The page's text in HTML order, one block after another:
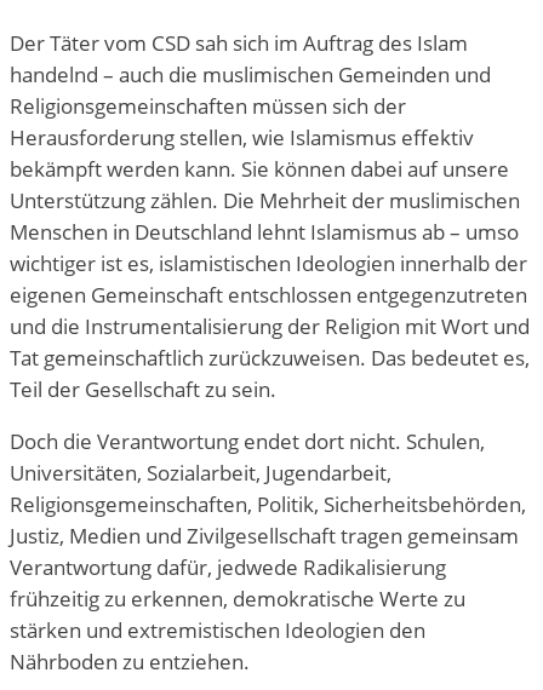
Der Täter vom CSD sah sich im Auftrag des Islam
handelnd – auch die muslimischen Gemeinden und
Religionsgemeinschaften müssen sich der
Herausforderung stellen, wie Islamismus effektiv
bekämpft werden kann. Sie können dabei auf unsere
Unterstützung zählen. Die Mehrheit der muslimischen
Menschen in Deutschland lehnt Islamismus ab – umso
wichtiger ist es, islamistischen Ideologien innerhalb der
eigenen Gemeinschaft entschlossen entgegenzutreten
und die Instrumentalisierung der Religion mit Wort und
Tat gemeinschaftlich zurückzuweisen. Das bedeutet es,
Teil der Gesellschaft zu sein.
Doch die Verantwortung endet dort nicht. Schulen,
Universitäten, Sozialarbeit, Jugendarbeit,
Religionsgemeinschaften, Politik, Sicherheitsbehörden,
Justiz, Medien und Zivilgesellschaft tragen gemeinsam
Verantwortung dafür, jedwede Radikalisierung
frühzeitig zu erkennen, demokratische Werte zu
stärken und extremistischen Ideologien den
Nährboden zu entziehen.